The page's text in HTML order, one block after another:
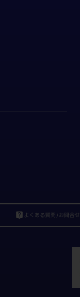
live_help よくある質問/お問合せ